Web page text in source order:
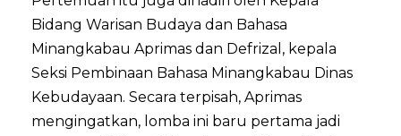
Bidang Warisan Budaya dan Bahasa
Minangkabau Aprimas dan Defrizal, kepala
Seksi Pembinaan Bahasa Minangkabau Dinas
Kebudayaan. Secara terpisah, Aprimas
mengingatkan, lomba ini baru pertama jadi